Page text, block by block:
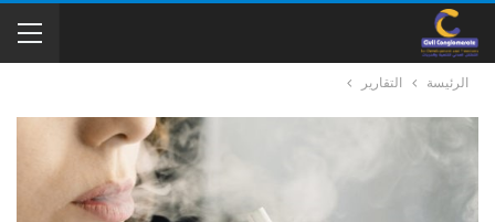
الرئيسة التقارير